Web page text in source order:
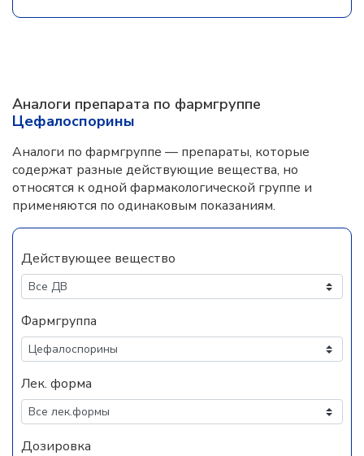
Аналоги препарата по фармгруппе
Цефалоспорины
Аналоги по фармгруппе — препараты, которые
содержат разные действующие вещества, но
относятся к одной фармакологической группе и
применяются по одинаковым показаниям.
Действующее вещество
Фармгруппа
Лек. форма
Дозировка